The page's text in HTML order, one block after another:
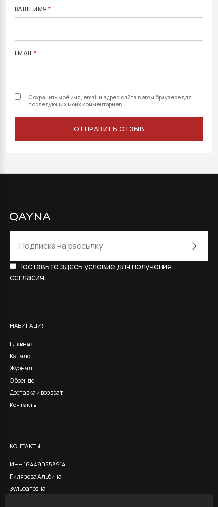
ВАШЕ ИМЯ*
EMAIL*
Сохранить моё имя, email и адрес сайта в этом браузере для
последующих моих комментариев.
Поставьте здесь условие для получения
согласия.
НАВИГАЦИЯ
Главная
Каталог
Журнал
О бренде
Доставка и возврат
Контакты
КОНТАКТЫ
ИНН 164490558914
Гилязова Альбина
Зульфатовна